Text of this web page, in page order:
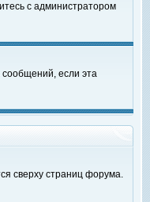
с администратором
если эта
сверху страниц форума.